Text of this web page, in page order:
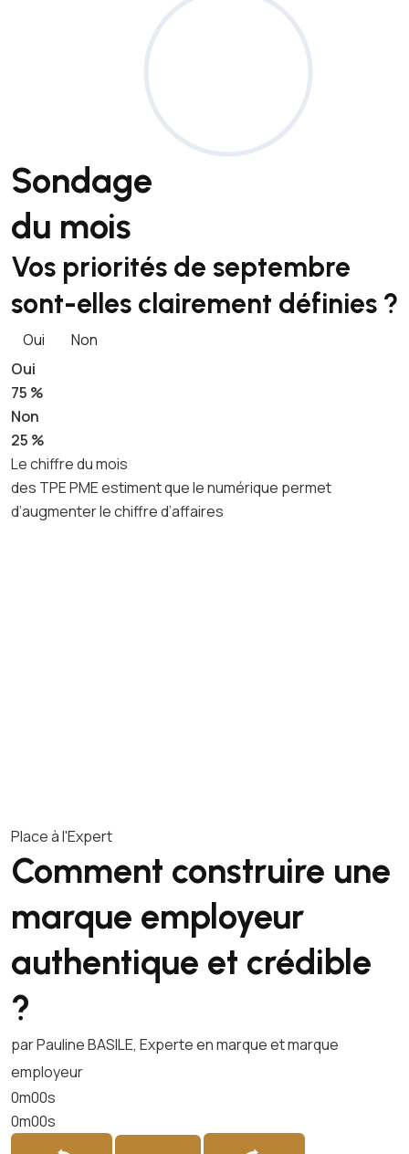
Sondage
du mois
Vos priorités de septembre
sont-elles clairement définies ?
Oui
Non
Oui
75 %
Non
25 %
Le chiffre du mois
des TPE PME estiment que le numérique permet
d’augmenter le chiffre d’affaires
Place à l'Expert
Comment construire une
marque employeur
authentique et crédible
?
par Pauline BASILE, Experte en marque et marque
employeur
0m00s
0m00s